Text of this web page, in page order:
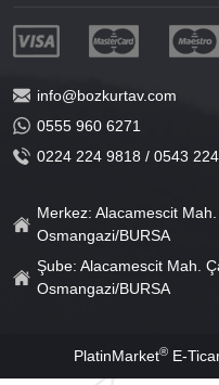
info@bozkurtav.com
0555 960 6271
0224 224 9818 / 0543
Merkez: Alacamescit
Osmangazi/BURSA
Şube: Alacamescit Mah.
Osmangazi/BURSA
PlatinMarket®E-